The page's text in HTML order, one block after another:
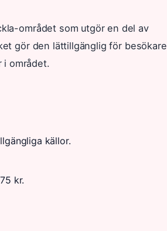
området som utgör en del av
gör den lättillgänglig för besökare
i området.
källor.
kr.